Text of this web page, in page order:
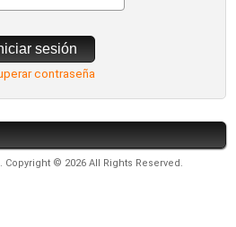
sesión
contraseña
. Copyright © 2026 All Rights Reserved.